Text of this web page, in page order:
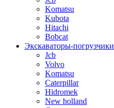
Komatsu
Kubota
Hitachi
Bobcat
Экскаваторы-погрузчики
Jcb
Volvo
Komatsu
Caterpillar
Hidromek
New holland